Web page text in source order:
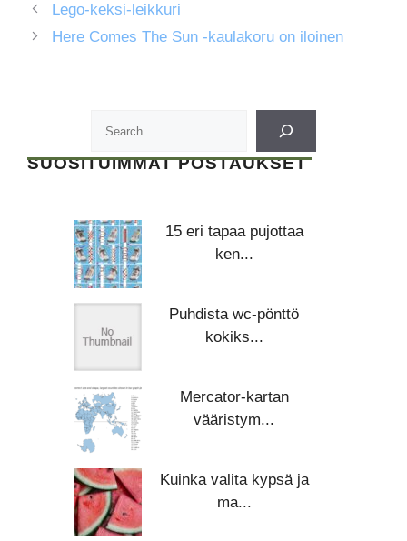
Lego-keksi-leikkuri
Here Comes The Sun -kaulakoru on iloinen
SUOSITUIMMAT POSTAUKSET
15 eri tapaa pujottaa
ken...
Puhdista wc-pönttö
kokiks...
Mercator-kartan
vääristym...
Kuinka valita kypsä ja
ma...